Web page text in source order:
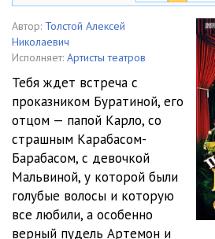
Автор: Толстой Алексей
Николаевич
Исполняет: Артисты театров
Тебя ждет встреча с
проказником Буратиной, его
отцом — папой Карло, со
страшным Карабасом-
Барабасом, с девочкой
Мальвиной, у которой были
голубые волосы и которую
все любили, а особенно
верный пудель Артемон и